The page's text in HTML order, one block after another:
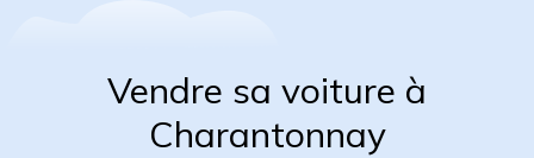
Vendre sa voiture à
Charantonnay